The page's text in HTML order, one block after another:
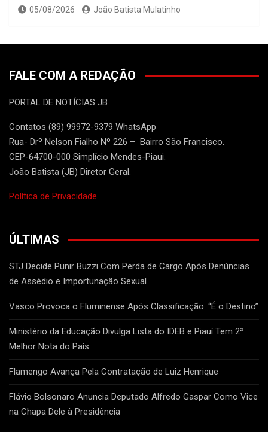
05/08/2026 João Batista Mulatinho
FALE COM A REDAÇÃO
PORTAL DE NOTÍCIAS JB
Contatos (89) 99972-9379 WhatsApp
Rua- Drº Nelson Fialho Nº 226 – Bairro São Francisco.
CEP-64700-000 Simplício Mendes-Piaui.
João Batista (JB) Diretor Geral.
Política de Privacidade.
ÚLTIMAS
STJ Decide Punir Buzzi Com Perda de Cargo Após Denúncias
de Assédio e Importunação Sexual
Vasco Provoca o Fluminense Após Classificação: “É o Destino”
Ministério da Educação Divulga Lista do IDEB e Piauí Tem 2ª
Melhor Nota do País
Flamengo Avança Pela Contratação de Luiz Henrique
Flávio Bolsonaro Anuncia Deputado Alfredo Gaspar Como Vice
na Chapa Dele à Presidência